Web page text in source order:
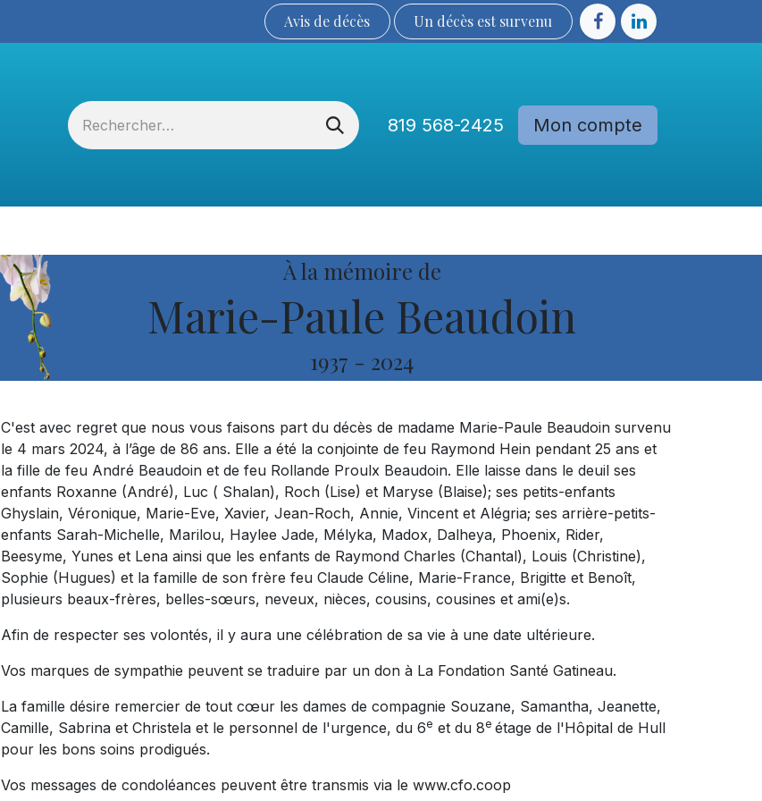
Avis de décès Un décès est sur​​​​​​​​ve​nu​​​​​​​​​​
819 568-2425 Mon compte
À la mémoire de
Marie-Paule Beaudoin
1937 - 2024
C'est avec regret que nous vous faisons part du décès de madame Marie-Paule Beaudoin survenu
le 4 mars 2024, à l’âge de 86 ans. Elle a été la conjointe de feu Raymond Hein pendant 25 ans et
la fille de feu André Beaudoin et de feu Rollande Proulx Beaudoin. Elle laisse dans le deuil ses
enfants Roxanne (André), Luc ( Shalan), Roch (Lise) et Maryse (Blaise); ses petits-enfants
Ghyslain, Véronique, Marie-Eve, Xavier, Jean-Roch, Annie, Vincent et Alégria; ses arrière-petits-
enfants Sarah-Michelle, Marilou, Haylee Jade, Mélyka, Madox, Dalheya, Phoenix, Rider,
Beesyme, Yunes et Lena ainsi que les enfants de Raymond Charles (Chantal), Louis (Christine),
Sophie (Hugues) et la famille de son frère feu Claude Céline, Marie-France, Brigitte et Benoît,
plusieurs beaux-frères, belles-sœurs, neveux, nièces, cousins, cousines et ami(e)s.
Afin de respecter ses volontés, il y aura une célébration de sa vie à une date ultérieure.
Vos marques de sympathie peuvent se traduire par un don à La Fondation Santé Gatineau.
La famille désire remercier de tout cœur les dames de compagnie Souzane, Samantha, Jeanette,
Camille, Sabrina et Christela et le personnel de l'urgence, du 6e et du 8e étage de l'Hôpital de Hull
pour les bons soins prodigués.
Vos messages de condoléances peuvent être transmis via le www.cfo.coop